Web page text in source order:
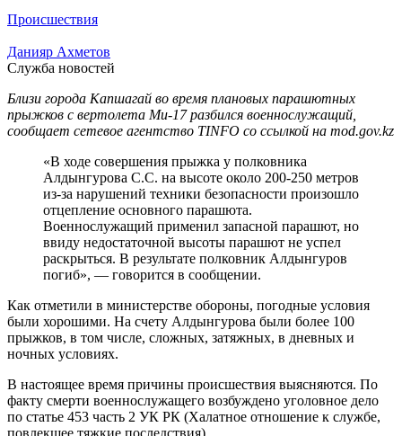
Происшествия
Данияр Ахметов
Служба новостей
Близи города Капшагай во время плановых парашютных
прыжков с вертолета Ми-17 разбился военнослужащий,
сообщает сетевое агентство TINFO со ссылкой на mod.gov.kz
«В ходе совершения прыжка у полковника
Алдынгурова С.С. на высоте около 200-250 метров
из-за нарушений техники безопасности произошло
отцепление основного парашюта.
Военнослужащий применил запасной парашют, но
ввиду недостаточной высоты парашют не успел
раскрыться. В результате полковник Алдынгуров
погиб», — говорится в сообщении.
Как отметили в министерстве обороны, погодные условия
были хорошими. На счету Алдынгурова были более 100
прыжков, в том числе, сложных, затяжных, в дневных и
ночных условиях.
В настоящее время причины происшествия выясняются. По
факту смерти военнослужащего возбуждено уголовное дело
по статье 453 часть 2 УК РК (Халатное отношение к службе,